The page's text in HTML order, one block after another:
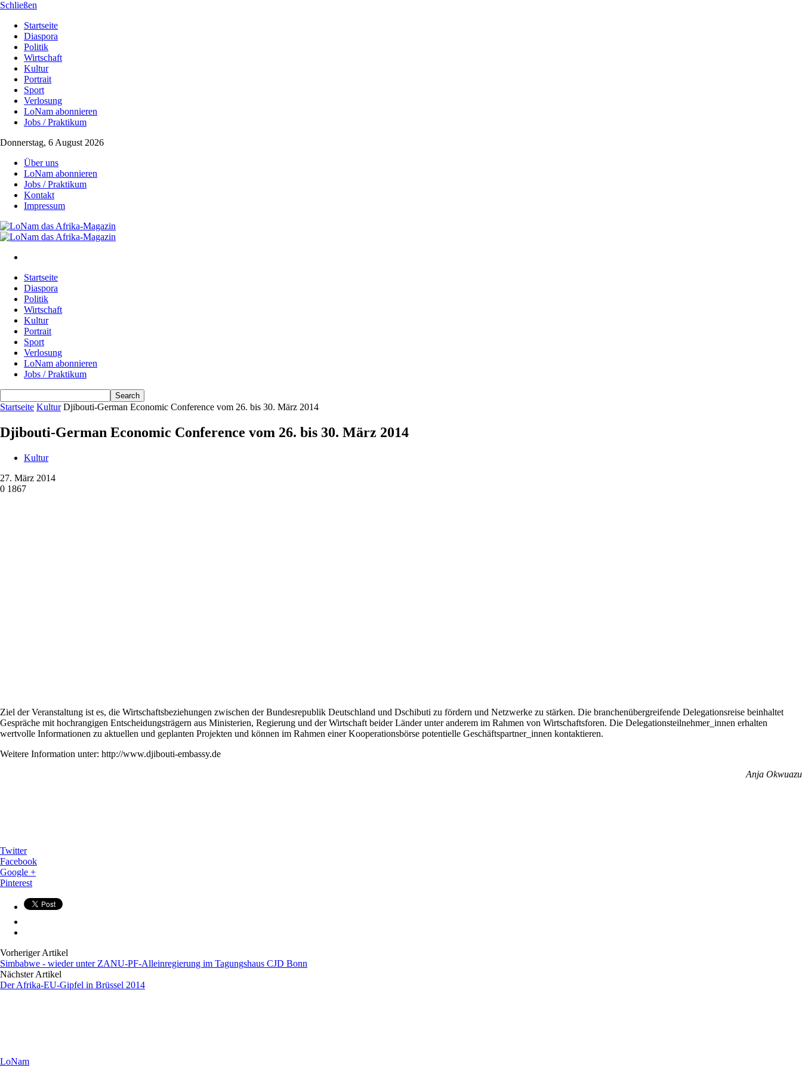
Schließen
Startseite
Diaspora
Politik
Wirtschaft
Kultur
Portrait
Sport
Verlosung
LoNam abonnieren
Jobs / Praktikum
Donnerstag, 6 August 2026
Über uns
LoNam abonnieren
Jobs / Praktikum
Kontakt
Impressum
Startseite
Diaspora
Politik
Wirtschaft
Kultur
Portrait
Sport
Verlosung
LoNam abonnieren
Jobs / Praktikum
Startseite Kultur Djibouti-German Economic Conference vom 26. bis 30. März 2014
Djibouti-German Economic Conference vom 26. bis 30. März 2014
Kultur
27. März 2014
0 1867
Ziel der Veranstaltung ist es, die Wirtschaftsbeziehungen zwischen der Bundesrepublik Deutschland und Dschibuti zu fördern und Netzwerke zu stärken. Die branchenübergreifende Delegationsreise beinhaltet
Gespräche mit hochrangigen Entscheidungsträgern aus Ministerien, Regierung und der Wirtschaft beider Länder unter anderem im Rahmen von Wirtschaftsforen. Die Delegationsteilnehmer_innen erhalten
wertvolle Informationen zu aktuellen und geplanten Projekten und können im Rahmen einer Kooperationsbörse potentielle Geschäftspartner_innen kontaktieren.
Weitere Information unter: http://www.djibouti-embassy.de
Anja Okwuazu
Twitter
Facebook
Google +
Pinterest
Vorheriger Artikel
Simbabwe - wieder unter ZANU-PF-Alleinregierung im Tagungshaus CJD Bonn
Nächster Artikel
Der Afrika-EU-Gipfel in Brüssel 2014
LoNam